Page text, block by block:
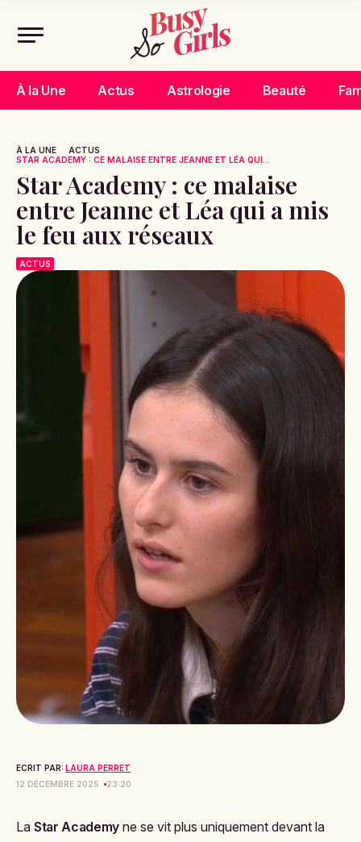
À la Une Actus Astrologie Beauté
À LA UNE
ACTUS
STAR ACADEMY : CE MALAISE ENTRE JEANNE ET LÉA QUI...
Star Academy : ce malaise
entre Jeanne et Léa qui a mis
le feu aux réseaux
ACTUS
ECRIT PAR: LAURA PERRET
12 DÉCEMBRE 2025
23:20
La Star Academy ne se vit plus uniquement devant la